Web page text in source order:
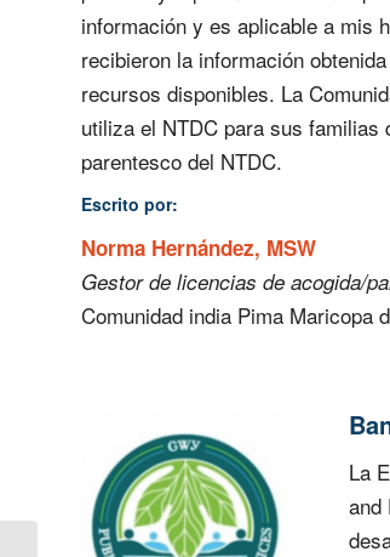
información y es aplicable a mis
recibieron la información
recursos disponibles. La
utiliza el NTDC para sus
parentesco del NTDC.
Escrito por:
Norma Hernández, MSW
Gestor de licencias de acogida/
Comunidad india Pima Maricopa
La
and